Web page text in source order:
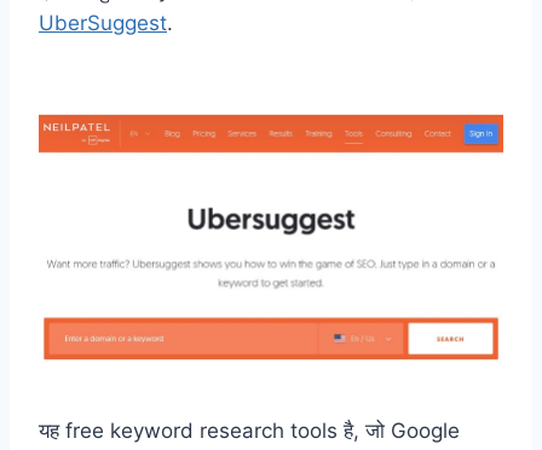
UberSuggest.
यह free keyword research tools है, जो Google